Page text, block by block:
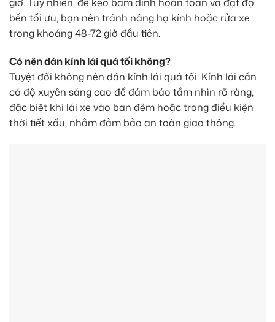
bền tối ưu, bạn nên tránh nâng hạ kính hoặc rửa xe
trong khoảng 48-72 giờ đầu tiên.
Có nên dán kính lái quá tối không?
Tuyệt đối không nên dán kính lái quá tối. Kính lái cần
có độ xuyên sáng cao để đảm bảo tầm nhìn rõ ràng,
đặc biệt khi lái xe vào ban đêm hoặc trong điều kiện
thời tiết xấu, nhằm đảm bảo an toàn giao thông.